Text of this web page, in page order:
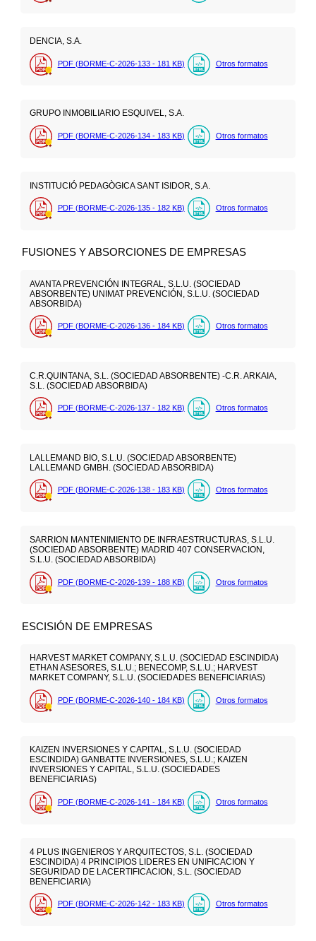
DENCIA, S.A.
PDF (BORME-C-2026-133 - 181 KB) Otros formatos
GRUPO INMOBILIARIO ESQUIVEL, S.A.
PDF (BORME-C-2026-134 - 183 KB) Otros formatos
INSTITUCIÓ PEDAGÒGICA SANT ISIDOR, S.A.
PDF (BORME-C-2026-135 - 182 KB) Otros formatos
FUSIONES Y ABSORCIONES DE EMPRESAS
AVANTA PREVENCIÓN INTEGRAL, S.L.U. (SOCIEDAD
ABSORBENTE) UNIMAT PREVENCIÓN, S.L.U. (SOCIEDAD
ABSORBIDA)
PDF (BORME-C-2026-136 - 184 KB) Otros formatos
C.R.QUINTANA, S.L. (SOCIEDAD ABSORBENTE) -C.R. ARKAIA,
S.L. (SOCIEDAD ABSORBIDA)
PDF (BORME-C-2026-137 - 182 KB) Otros formatos
LALLEMAND BIO, S.L.U. (SOCIEDAD ABSORBENTE)
LALLEMAND GMBH. (SOCIEDAD ABSORBIDA)
PDF (BORME-C-2026-138 - 183 KB) Otros formatos
SARRION MANTENIMIENTO DE INFRAESTRUCTURAS, S.L.U.
(SOCIEDAD ABSORBENTE) MADRID 407 CONSERVACION,
S.L.U. (SOCIEDAD ABSORBIDA)
PDF (BORME-C-2026-139 - 188 KB) Otros formatos
ESCISIÓN DE EMPRESAS
HARVEST MARKET COMPANY, S.L.U. (SOCIEDAD ESCINDIDA)
ETHAN ASESORES, S.L.U.; BENECOMP, S.L.U.; HARVEST
MARKET COMPANY, S.L.U. (SOCIEDADES BENEFICIARIAS)
PDF (BORME-C-2026-140 - 184 KB) Otros formatos
KAIZEN INVERSIONES Y CAPITAL, S.L.U. (SOCIEDAD
ESCINDIDA) GANBATTE INVERSIONES, S.L.U.; KAIZEN
INVERSIONES Y CAPITAL, S.L.U. (SOCIEDADES
BENEFICIARIAS)
PDF (BORME-C-2026-141 - 184 KB) Otros formatos
4 PLUS INGENIEROS Y ARQUITECTOS, S.L. (SOCIEDAD
ESCINDIDA) 4 PRINCIPIOS LIDERES EN UNIFICACION Y
SEGURIDAD DE LACERTIFICACION, S.L. (SOCIEDAD
BENEFICIARIA)
PDF (BORME-C-2026-142 - 183 KB) Otros formatos